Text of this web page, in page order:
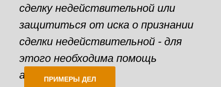
сделку недействительной или
защититься от иска о признании
сделки недействительной - для
этого необходима помощь
адвоката.ПРИМЕРЫ ДЕЛ